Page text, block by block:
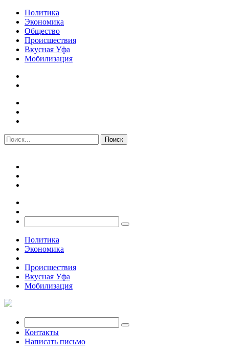
Политика
Экономика
Общество
Происшествия
Вкусная Уфа
Мобилизация
Политика
Экономика
Происшествия
Вкусная Уфа
Мобилизация
Контакты
Написать письмо